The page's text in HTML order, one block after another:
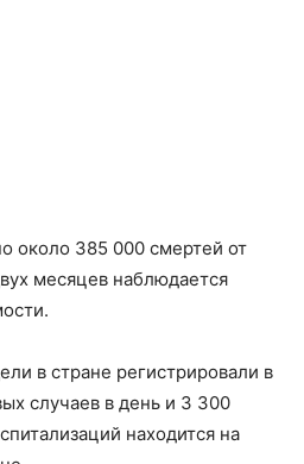
около 385 000 смертей от
месяцев наблюдается
в стране регистрировали в
случаев в день и 3 300
находится на